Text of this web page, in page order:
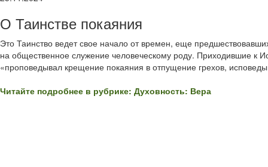
О Таинстве покаяния
Это Таинство ведет свое начало от времен, еще
на общественное служение человеческому роду. Приходившие к
«проповедывал крещение покаяния в отпущение грехов,
Читайте подробнее в рубрике: Духовность: Вера